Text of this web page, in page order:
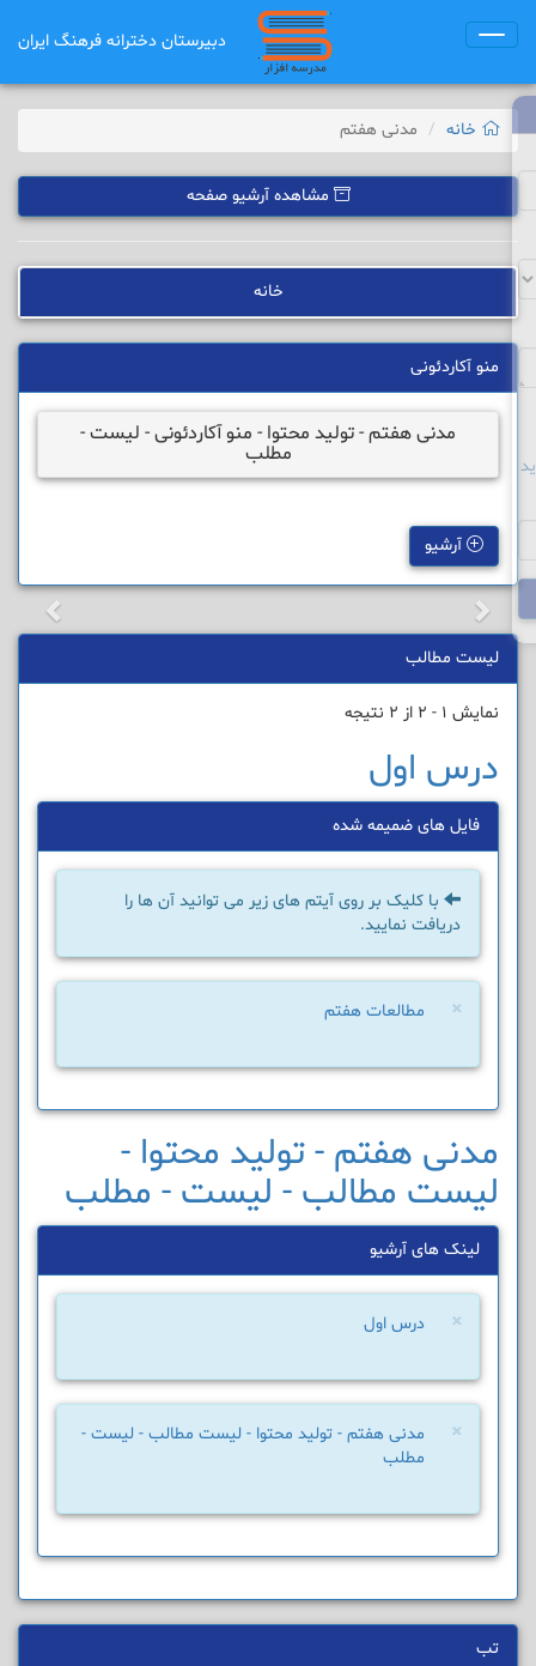
Toggle
دبیرستان دخترانه فرهنگ ایران
خانه مدنی هفتم
مشاهده آرشیو صفحه
خانه
منو آکاردئونی
مدنی هفتم - تولید محتوا - منو آکاردئونی - لیست -
مطلب
آرشیو
لیست مطالب
نمایش 1 - 2 از 2 نتیجه
درس اول
فایل های ضمیمه شده
با کلیک بر روی آیتم های زیر می توانید آن ها را
دریافت نمایید.
× مطالعات هفتم
مدنی هفتم - تولید محتوا -
لیست مطالب - لیست - مطلب
لینک های آرشیو
× درس اول
×
مدنی هفتم - تولید محتوا - لیست مطالب - لیست -
مطلب
تب